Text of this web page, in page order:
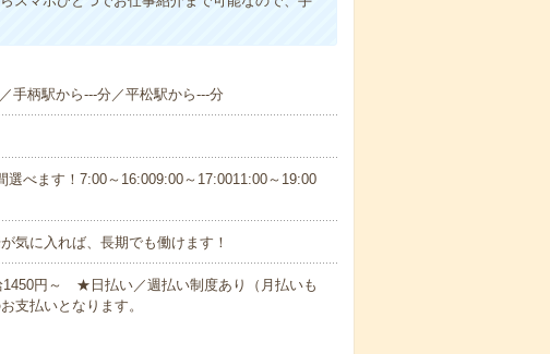
手柄駅から---分／平松駅から---分
べます！7:00～16:009:00～17:0011:00～19:00
に入れば、長期でも働けます！
円～ ★日払い／週払い制度あり（月払いも
支払いとなります。